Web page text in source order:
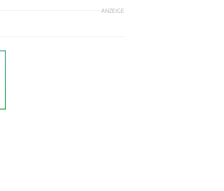
ANZEIGE